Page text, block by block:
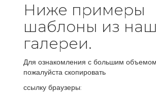
Ниже примеры
шаблоны из
галереи.
Для ознакомления с большим
пожалуйста скопировать
ссылку браузеры: